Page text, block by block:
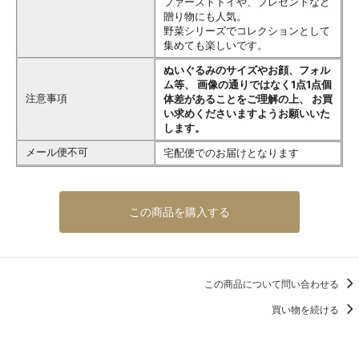
贈り物にも人気。
野菜シリーズでコレクションとして
集めても楽しいです。
注意事項
ぬいぐるみのサイズやお顔、フォル
ム等、 画像の通りではなく1点1点個
体差があることをご理解の上、 お買
い求めくださいますようお願いいた
します。
メール便不可
宅配便でのお届けとなります
この商品を購入する
この商品について問い合わせる
買い物を続ける